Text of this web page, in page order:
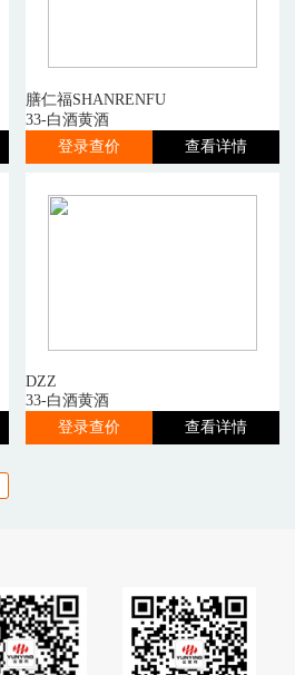
膳仁福SHANRENFU
33-白酒黄酒
登录查价
查看详情
DZZ
33-白酒黄酒
登录查价
查看详情